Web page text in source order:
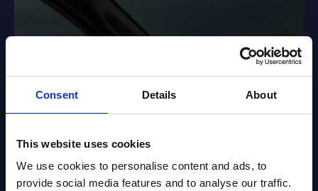
Consent Details About
This website uses cookies
We use cookies to personalise content and ads, to
provide social media features and to analyse our traffic.